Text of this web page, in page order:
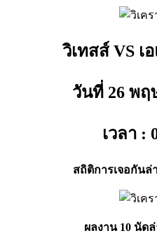
วิเทสส์ VS เ
วันที่ 26 พ
เวลา :
สถิติการเจอกัน
ผลงาน 10 นัด